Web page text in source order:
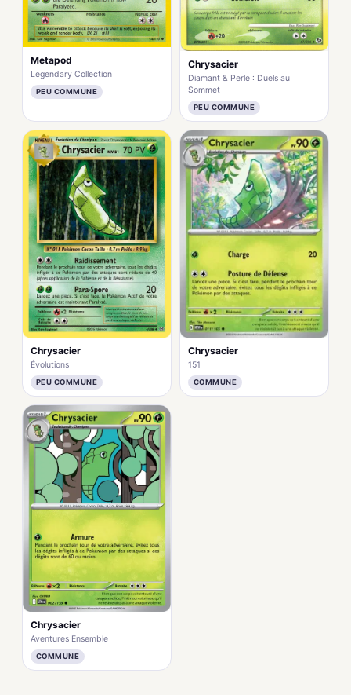
Metapod
Legendary Collection
PEU COMMUNE
Chrysacier
Diamant & Perle : Duels au
Sommet
PEU COMMUNE
Chrysacier
Évolutions
PEU COMMUNE
Chrysacier
151
COMMUNE
Chrysacier
Aventures Ensemble
COMMUNE